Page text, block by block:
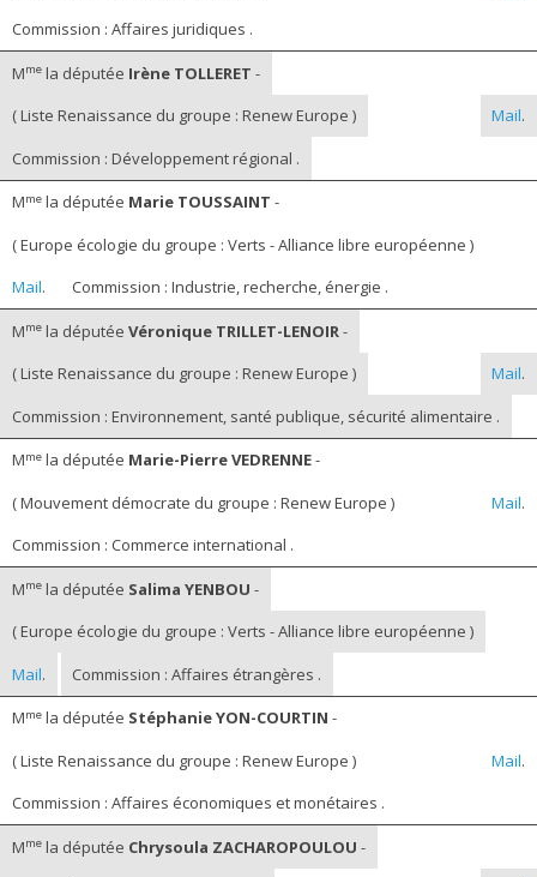
Commission : Affaires juridiques .
Mmela députée Irène TOLLERET -
( Liste Renaissance du groupe : Renew Europe )
Mail.
Commission : Développement régional .
Mmela députée Marie TOUSSAINT -
( Europe écologie du groupe : Verts - Alliance libre européenne )
Mail. Commission : Industrie, recherche, énergie .
Mmela députée Véronique TRILLET-LENOIR-
( Liste Renaissance du groupe : Renew Europe )
Mail.
Commission : Environnement, santé publique, sécurité alimentaire .
Mmela députée Marie-Pierre VEDRENNE-
( Mouvement démocrate du groupe : Renew Europe )
Mail.
Commission : Commerce international .
Mmela députée Salima YENBOU -
( Europe écologie du groupe : Verts - Alliance libre européenne )
Mail. Commission : Affaires étrangères .
Mmela députée Stéphanie YON-COURTIN -
( Liste Renaissance du groupe : Renew Europe )
Mail.
Commission : Affaires économiques et monétaires .
Mmela députée Chrysoula ZACHAROPOULOU -